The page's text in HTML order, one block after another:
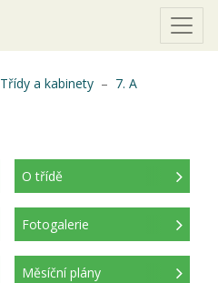
Třídy a kabinety 7. A(aktuální)
O třídě
Fotogalerie
Měsíční plány